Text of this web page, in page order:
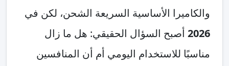
والكاميرا الأساسية السريعة الشحن، لكن في
2026 أصبح السؤال الحقيقي: هل ما زال
مناسبًا للاستخدام اليومي أم أن المنافسين